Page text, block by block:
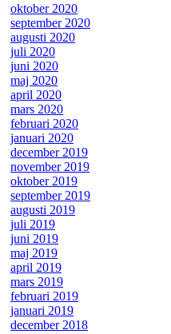
oktober 2020
september 2020
augusti 2020
juli 2020
juni 2020
maj 2020
april 2020
mars 2020
februari 2020
januari 2020
december 2019
november 2019
oktober 2019
september 2019
augusti 2019
juli 2019
juni 2019
maj 2019
april 2019
mars 2019
februari 2019
januari 2019
december 2018